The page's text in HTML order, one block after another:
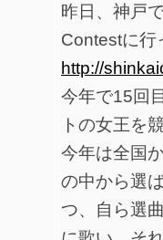
昨日、神戸
Contestに行
http://
今年で15回
トの女王を
今年は全国
の中から選
つ、自ら選